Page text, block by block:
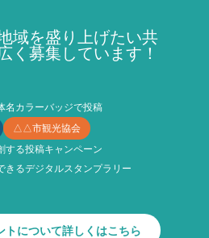
域を盛り上げたい共
く募集しています！
名カラーバッジで投稿
△△市観光協会
する投稿キャンペーン
きるデジタルスタンプラリー
トについて詳しくはこちら